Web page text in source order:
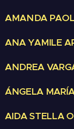
AMANDA
ANA YAMILE
ANDREA
ÁNGELA
AIDA STELLA